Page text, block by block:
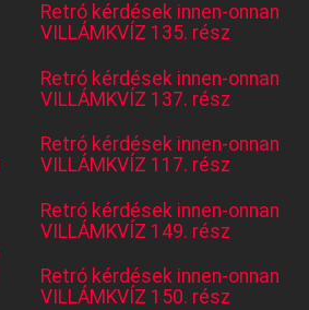
Retró kérdések innen-onnan
VILLÁMKVÍZ 135. rész
Retró kérdések innen-onnan
VILLÁMKVÍZ 137. rész
Retró kérdések innen-onnan
VILLÁMKVÍZ 117. rész
Retró kérdések innen-onnan
VILLÁMKVÍZ 149. rész
Retró kérdések innen-onnan
VILLÁMKVÍZ 150. rész